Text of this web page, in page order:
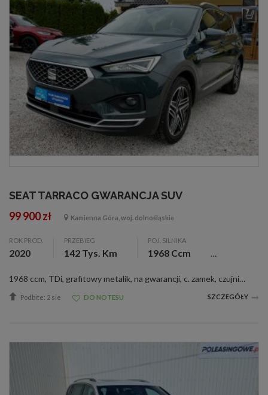
SEAT TARRACO GWARANCJA SUV
99 900 zł Kamienna Góra, woj. dolnośląskie
ROK PROD.
2020
PRZEBIEG
142 Tys. Km
POJ. SILNIKA
1968 Ccm
1968 ccm, TDi, grafitowy metalik, na gwarancji, c. zamek, czujnik deszczu, el. reg. lusterka, wspom. kier., &lt;b&gt;Witam Państwa&lt;\/b&gt; Do sprzedania posiadamy &lt;b&gt;Seata Tarraco Xcellence 4x4 z roku 2020&lt;\/b&gt;. Auto sprowadzone od 1-go...
Podbite: 2 sie DO NOTESU SZCZEGÓŁY